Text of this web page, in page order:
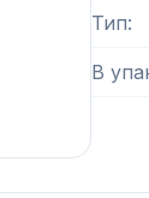
Тип
В